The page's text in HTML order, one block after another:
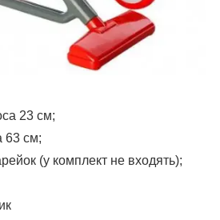
23 см;
63 см;
(у комплект не входять);